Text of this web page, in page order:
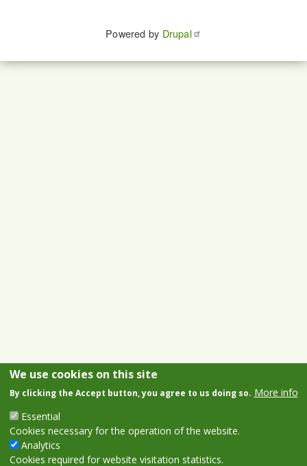
Powered by Drupal
We use cookies on this site
By clicking the Accept button, you agree to us doing so. More info
Essential
Cookies necessary for the operation of the website.
Analytics
Cookies required for website visitation statistics.